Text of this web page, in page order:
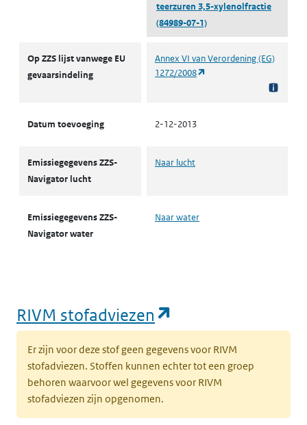
teerzuren 3,5-xylenolfractie
(84989-07-1)
Op ZZS lijst vanwege EU
gevaarsindeling
Annex VI van Verordening (EG)
1272/2008
Datum toevoeging 2-12-2013
Emissiegegevens ZZS-
Navigator lucht
Naar lucht
Emissiegegevens ZZS-
Navigator water
Naar water
RIVM stofadviezen
Er zijn voor deze stof geen gegevens voor RIVM
stofadviezen. Stoffen kunnen echter tot een groep
behoren waarvoor wel gegevens voor RIVM
stofadviezen zijn opgenomen.